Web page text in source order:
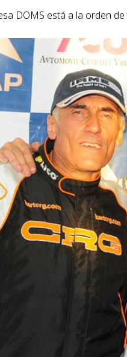
DOMS está a la orden